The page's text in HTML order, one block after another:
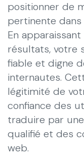
positionner de
pertinente
En
résultats, votre
fiable et digne
internautes.
légitimité de
confiance des
traduire par
qualifié et des
web.